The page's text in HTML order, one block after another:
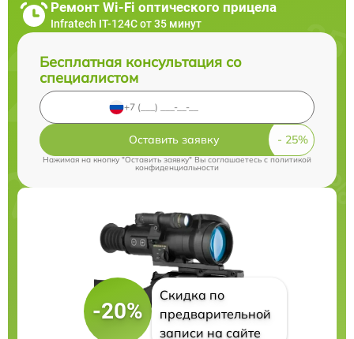
Ремонт Wi-Fi оптического прицела
Infratech IT-124C от 35 минут
Бесплатная консультация со
специалистом
Оставить заявку
Нажимая на кнопку "Оставить заявку" Вы соглашаетесь cполитикой
конфиденциальности
-20%
Скидка по
предварительной
записи на сайте